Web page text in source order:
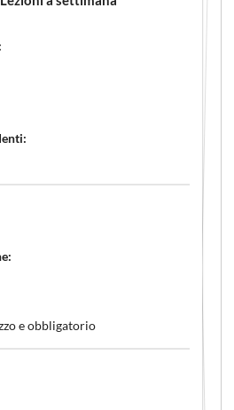
e obbligatorio